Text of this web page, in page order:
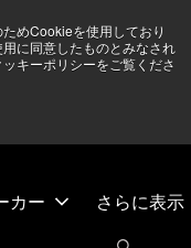
めCookieを使用しており
に同意したものとみなされ
キーポリシーをご覧くださ
こちら➜
カー さらに表示